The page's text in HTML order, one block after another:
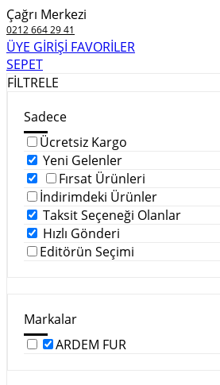
Çağrı Merkezi
0212 664 29 41
ÜYE GİRİŞİ FAVORİLER
SEPET
FİLTRELE
Sadece
Ücretsiz Kargo
Yeni Gelenler
Fırsat Ürünleri
İndirimdeki Ürünler
Taksit Seçeneği Olanlar
Hızlı Gönderi
Editörün Seçimi
Markalar
ARDEM FUR